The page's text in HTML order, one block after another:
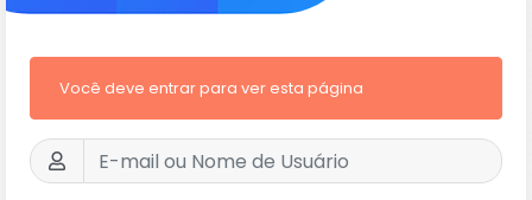
Você deve entrar para ver esta página